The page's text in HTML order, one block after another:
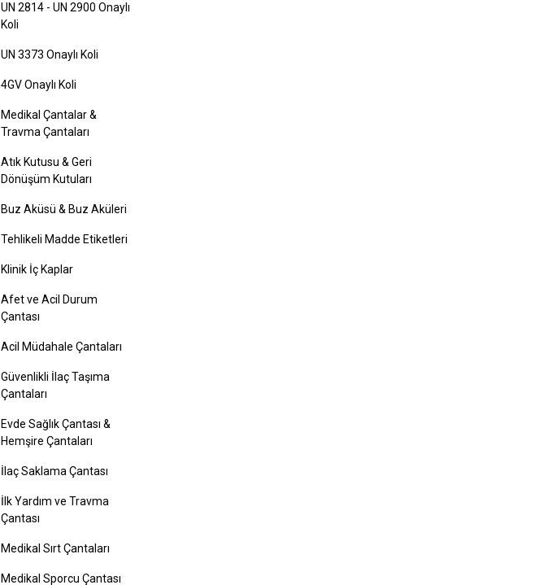
UN 2814 - UN 2900 Onaylı
Koli
UN 3373 Onaylı Koli
4GV Onaylı Koli
Medikal Çantalar &
Travma Çantaları
Atık Kutusu & Geri
Dönüşüm Kutuları
Buz Aküsü & Buz Aküleri
Tehlikeli Madde Etiketleri
Klinik İç Kaplar
Afet ve Acil Durum
Çantası
Acil Müdahale Çantaları
Güvenlikli İlaç Taşıma
Çantaları
Evde Sağlık Çantası &
Hemşire Çantaları
İlaç Saklama Çantası
İlk Yardım ve Travma
Çantası
Medikal Sırt Çantaları
Medikal Sporcu Çantası